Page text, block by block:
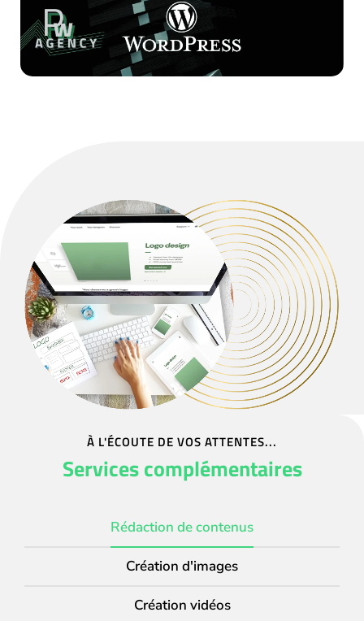
À L'ÉCOUTE DE VOS ATTENTES...
Services complémentaires
Rédaction de contenus
Création d'images
Création vidéos